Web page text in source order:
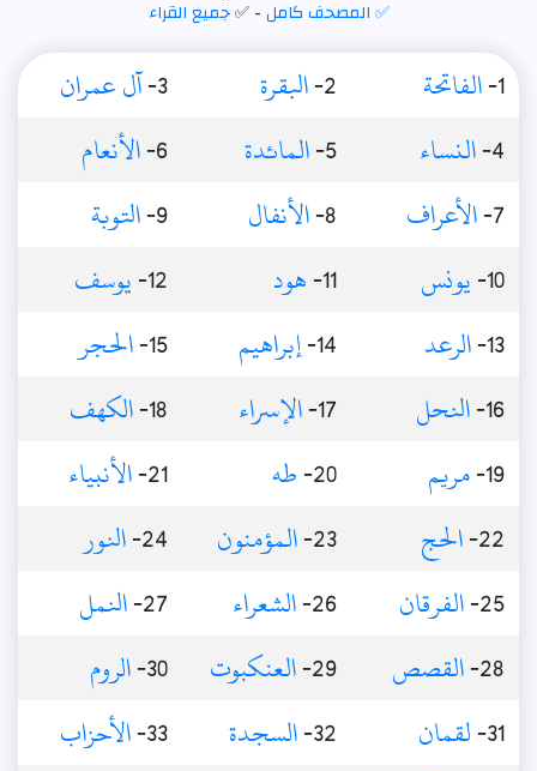
✅ المصحف كامل- ✅جميع القراء
1- الفاتحة 2- البقرة 3- آل عمران
4- النساء 5- المائدة 6- الأنعام
7- الأعراف 8- الأنفال 9- التوبة
10- يونس 11- هود 12- يوسف
13- الرعد 14- إبراهيم 15- الحجر
16- النحل 17- الإسراء 18- الكهف
19- مريم 20- طه 21- الأنبياء
22- الحج 23- المؤمنون 24- النور
25- الفرقان 26- الشعراء 27- النمل
28- القصص 29- العنكبوت 30- الروم
31- لقمان 32- السجدة 33- الأحزاب